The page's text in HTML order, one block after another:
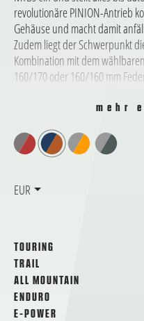
revolutionäre PINION-Antrieb
Gehäuse und macht damit
Zudem liegt der Schwerpunkt
Kombination mit dem
160/170 oder 160/160 mm
1595 Wh lässt das Bike zum
mehr
EUR
TOURING
TRAIL
ALL MOUNTAIN
ENDURO
E-POWER